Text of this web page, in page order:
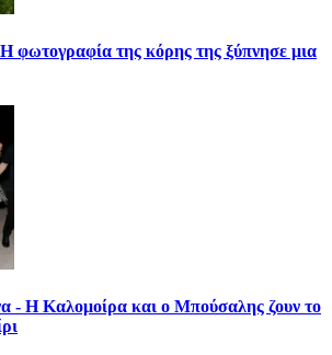
φωτογραφία της κόρης της ξύπνησε μια
- Η Καλομοίρα και ο Μπούσαλης ζουν το